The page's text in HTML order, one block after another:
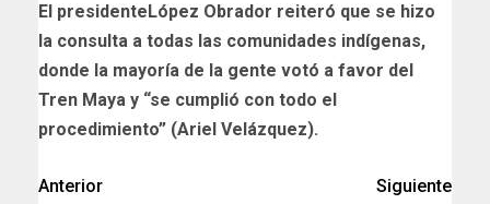
El presidenteLópez Obrador reiteró que se hizo
la consulta a todas las comunidades indígenas,
donde la mayoría de la gente votó a favor del
Tren Maya y “se cumplió con todo el
procedimiento” (Ariel Velázquez).
Anterior
Siguiente